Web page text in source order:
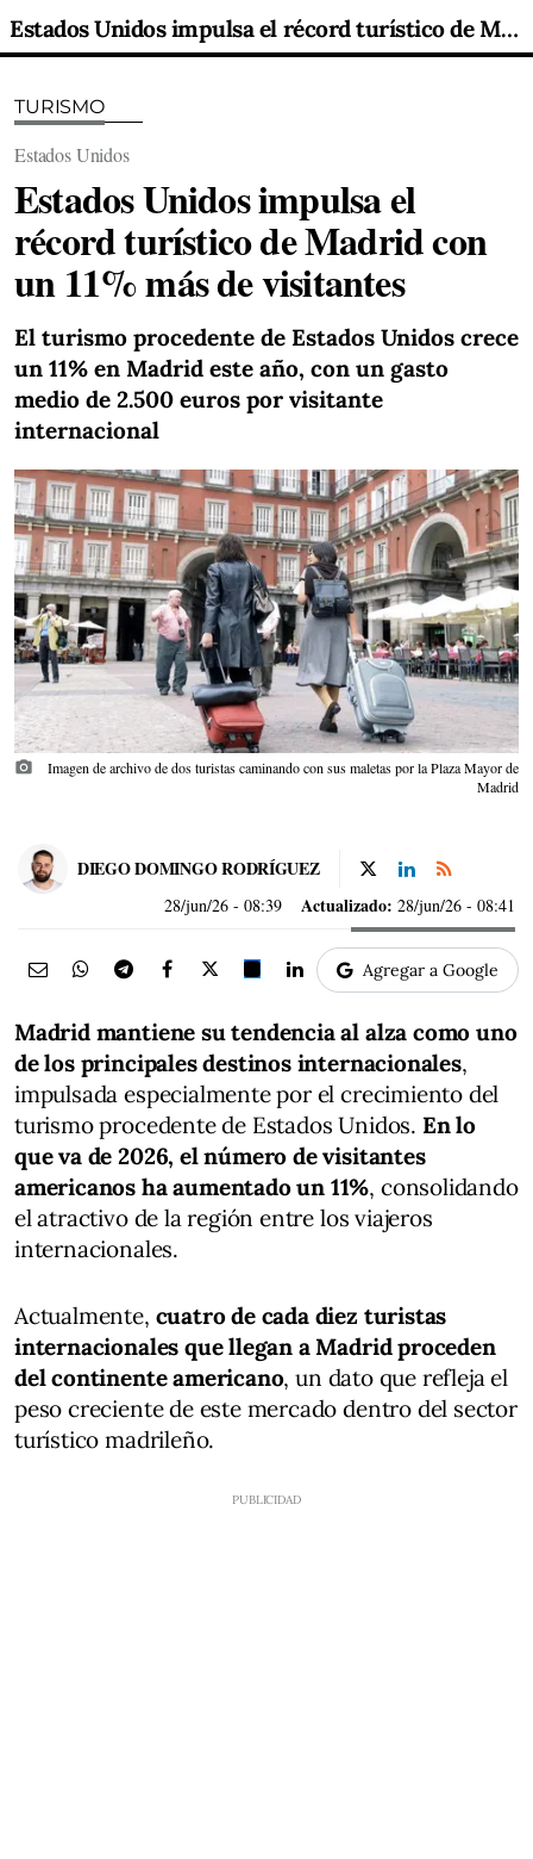
Estados Unidos impulsa el récord turístico de Madrid con un 11% más de visitantes
TURISMO
Estados Unidos
Estados Unidos impulsa el
récord turístico de Madrid con
un 11% más de visitantes
El turismo procedente de Estados Unidos crece
un 11% en Madrid este año, con un gasto
medio de 2.500 euros por visitante
internacional
photo_camera
Imagen de archivo de dos turistas caminando con sus maletas por la Plaza Mayor de
Madrid
DIEGO DOMINGO RODRÍGUEZ
28/jun/26 - 08:39 Actualizado: 28/jun/26 - 08:41
Agregar a Google
Madrid mantiene su tendencia al alza como uno
de los principales destinos internacionales,
impulsada especialmente por el crecimiento del
turismo procedente de Estados Unidos. En lo
que va de 2026, el número de visitantes
americanos ha aumentado un 11%, consolidando
el atractivo de la región entre los viajeros
internacionales.
Actualmente, cuatro de cada diez turistas
internacionales que llegan a Madrid proceden
del continente americano, un dato que refleja el
peso creciente de este mercado dentro del sector
turístico madrileño.